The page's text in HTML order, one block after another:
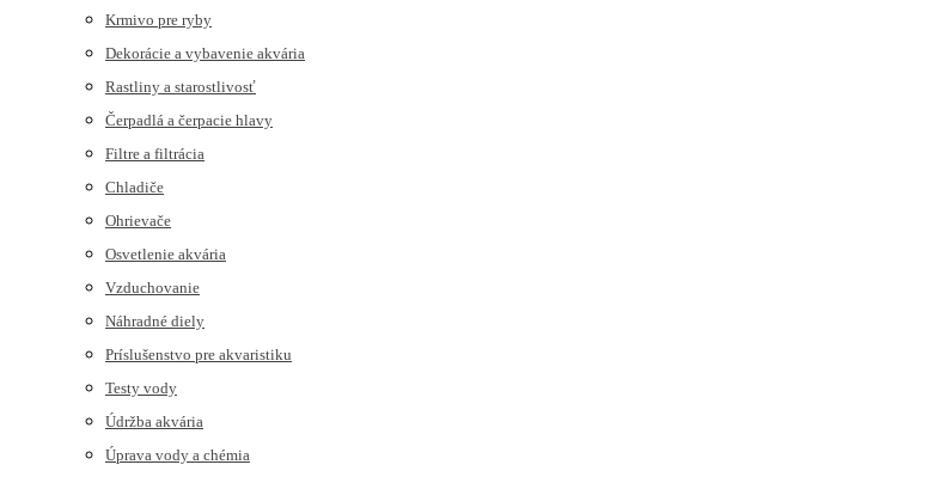
Krmivo pre ryby
Dekorácie a vybavenie akvária
Rastliny a starostlivosť
Čerpadlá a čerpacie hlavy
Filtre a filtrácia
Chladiče
Ohrievače
Osvetlenie akvária
Vzduchovanie
Náhradné diely
Príslušenstvo pre akvaristiku
Testy vody
Údržba akvária
Úprava vody a chémia